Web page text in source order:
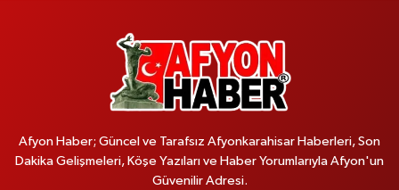
Afyon Haber; Güncel ve Tarafsız Afyonkarahisar Haberleri, Son
Dakika Gelişmeleri, Köşe Yazıları ve Haber Yorumlarıyla Afyon'un
Güvenilir Adresi.